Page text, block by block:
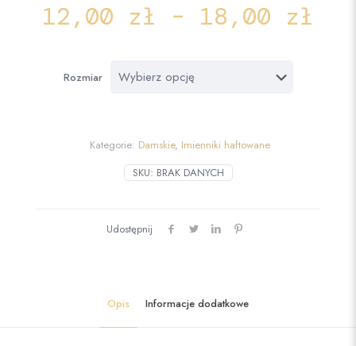
12,00 zł – 18,00 zł
Rozmiar
SKU: BRAK DANYCH
Kategorie: Damskie, Imienniki haftowane
Udostępnij
Opis Informacje dodatkowe